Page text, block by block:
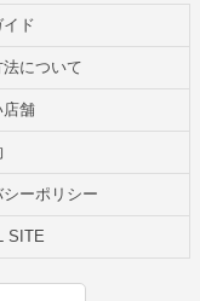
イド
について
店舗
ーポリシー
SITE